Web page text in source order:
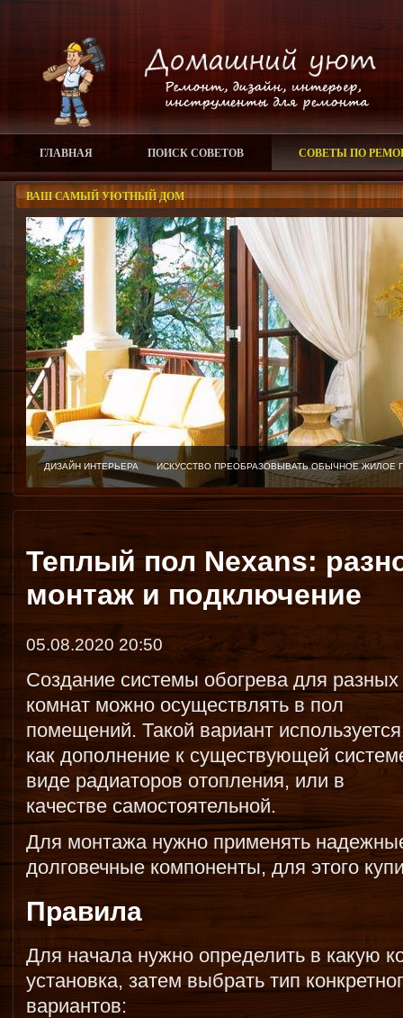
ГЛАВНАЯ ПОИСК СОВЕТОВ СОВЕТЫ ПО
ВАШ САМЫЙ УЮТНЫЙ ДОМ
ДИЗАЙН ИНТЕРЬЕРА ИСКУССТВО ПРЕОБРАЗОВЫВАТЬ ОБЫЧНОЕ
Теплый пол Nexans:
монтаж и подключение
05.08.2020 20:50
Создание системы обогрева для разных
комнат можно осуществлять в пол
помещений. Такой вариант
как дополнение к существующей
виде радиаторов отопления, или в
качестве самостоятельной.
Для монтажа нужно применять
долговечные компоненты, для этого
Правила
Для начала нужно определить в какую
установка, затем выбрать тип
вариантов: